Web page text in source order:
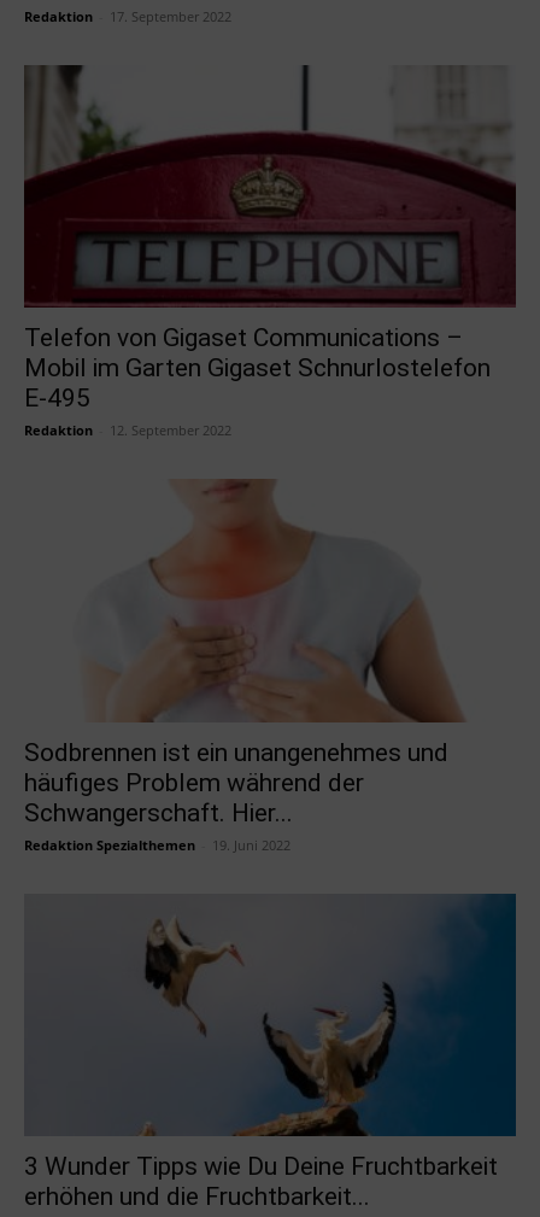
Redaktion 17. September 2022
Telefon von Gigaset Communications –
Mobil im Garten Gigaset Schnurlostelefon
E-495
Redaktion 12. September 2022
Sodbrennen ist ein unangenehmes und
häufiges Problem während der
Schwangerschaft. Hier...
Redaktion Spezialthemen 19. Juni 2022
3 Wunder Tipps wie Du Deine Fruchtbarkeit
erhöhen und die Fruchtbarkeit...